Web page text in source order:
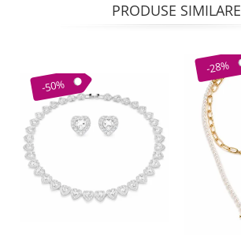
PRODUSE SIMILARE
-50%
-28%